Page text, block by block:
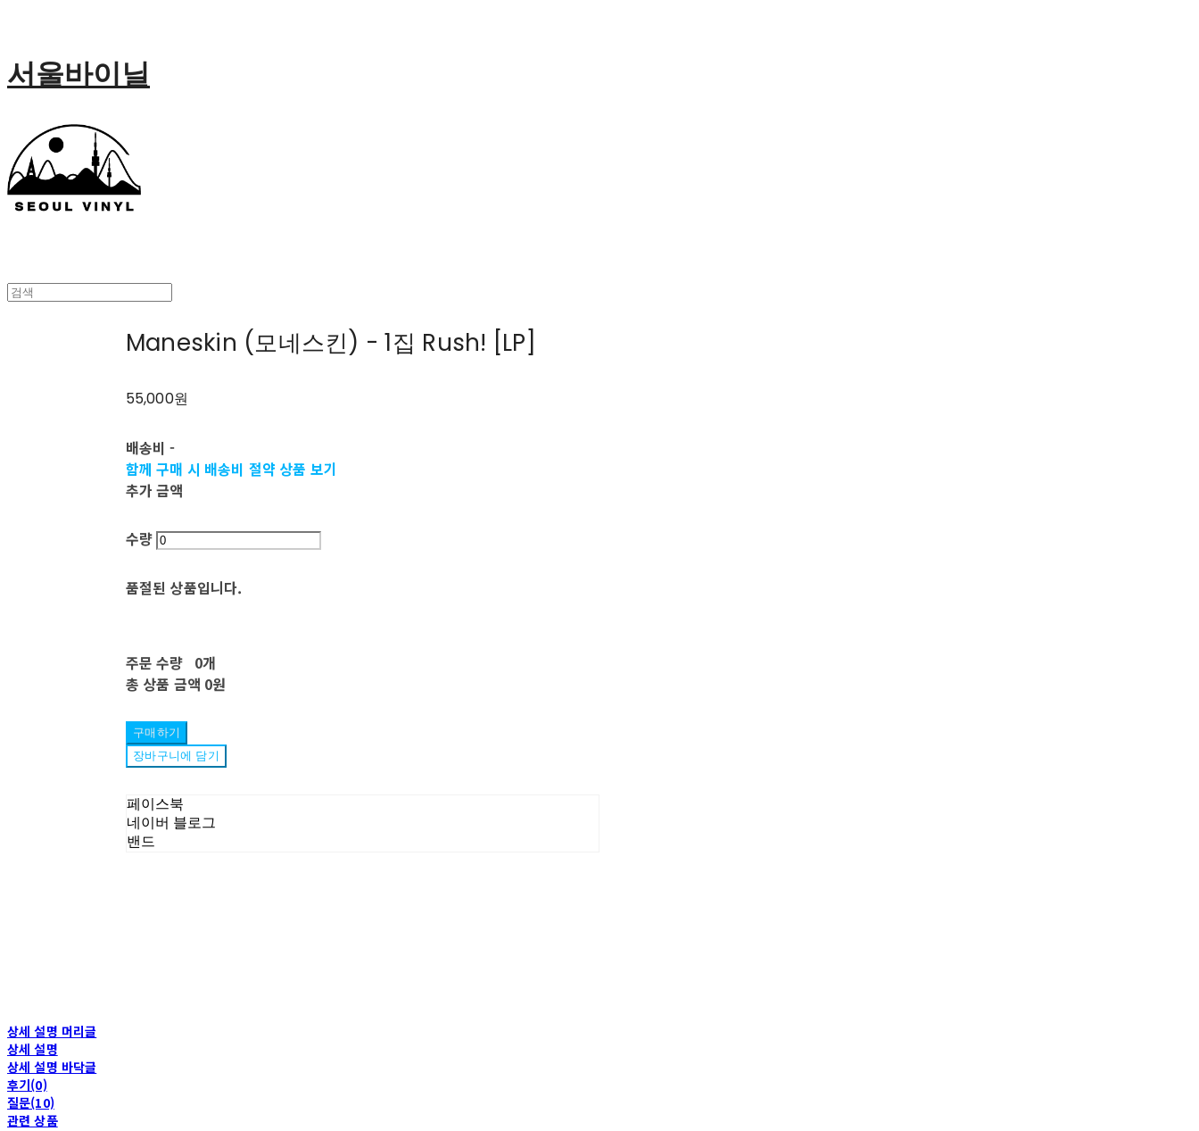
서울바이닐
Maneskin (모네스킨) - 1집 Rush! [LP]
55,000원
배송비-
함께 구매 시 배송비 절약 상품 보기
추가 금액
수량
품절된 상품입니다.
주문 수량 0개
총 상품 금액 0원
구매하기
장바구니에 담기
페이스북
네이버 블로그
밴드
상세 설명 머리글
상세 설명
상세 설명 바닥글
후기(0)
질문(10)
관련 상품